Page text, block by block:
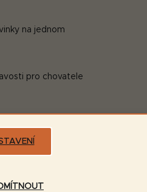
na jednom
pro chovatele